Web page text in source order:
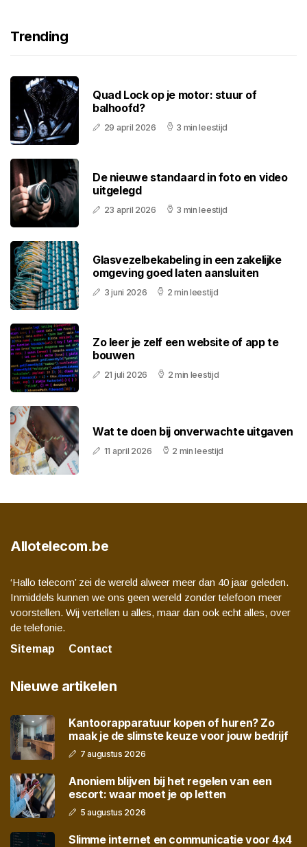
Trending
Quad Lock op je motor: stuur of
balhoofd?
29 april 2026 3 min leestijd
De nieuwe standaard in foto en video
uitgelegd
23 april 2026 3 min leestijd
Glasvezelbekabeling in een zakelijke
omgeving goed laten aansluiten
3 juni 2026 2 min leestijd
Zo leer je zelf een website of app te
bouwen
21 juli 2026 2 min leestijd
Wat te doen bij onverwachte uitgaven
11 april 2026 2 min leestijd
Allotelecom.be
‘Hallo telecom’ zei de wereld alweer meer dan 40 jaar geleden.
Inmiddels kunnen we ons geen wereld zonder telefoon meer
voorstellen. Wij vertellen u alles, maar dan ook echt alles, over
de telefonie.
Sitemap
Contact
Nieuwe artikelen
Kantoorapparatuur kopen of huren? Zo
maak je de slimste keuze voor jouw bedrijf
7 augustus 2026
Anoniem blijven bij het regelen van een
escort: waar moet je op letten
5 augustus 2026
Slimme internet en communicatie voor 4x4